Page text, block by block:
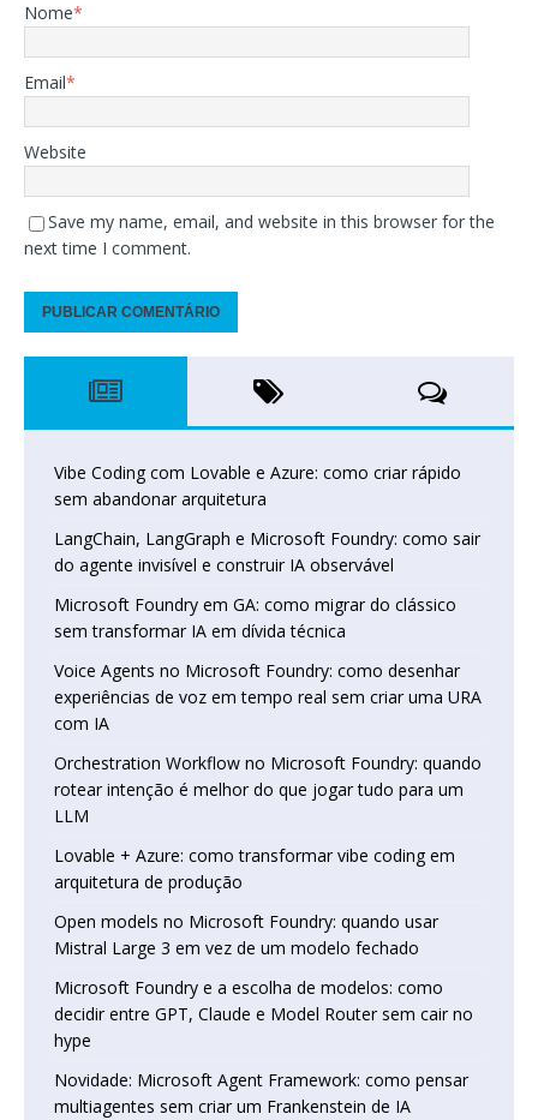
Nome*
Email*
Website
Save my name, email, and website in this browser for the
next time I comment.
Vibe Coding com Lovable e Azure: como criar rápido
sem abandonar arquitetura
LangChain, LangGraph e Microsoft Foundry: como sair
do agente invisível e construir IA observável
Microsoft Foundry em GA: como migrar do clássico
sem transformar IA em dívida técnica
Voice Agents no Microsoft Foundry: como desenhar
experiências de voz em tempo real sem criar uma URA
com IA
Orchestration Workflow no Microsoft Foundry: quando
rotear intenção é melhor do que jogar tudo para um
LLM
Lovable + Azure: como transformar vibe coding em
arquitetura de produção
Open models no Microsoft Foundry: quando usar
Mistral Large 3 em vez de um modelo fechado
Microsoft Foundry e a escolha de modelos: como
decidir entre GPT, Claude e Model Router sem cair no
hype
Novidade: Microsoft Agent Framework: como pensar
multiagentes sem criar um Frankenstein de IA